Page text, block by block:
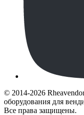
© 2014-2026
оборудования для
Все права защищены.